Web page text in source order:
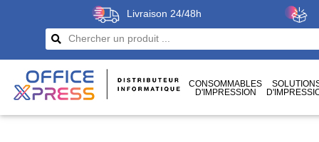
Livraison 24/48h
CONSOMMABLES
D'IMPRESSION